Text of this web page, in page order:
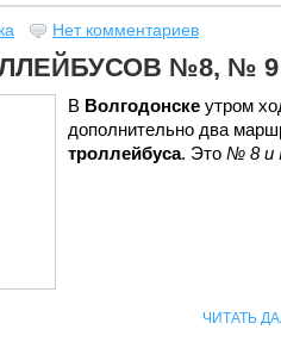
Нет комментариев
№8, № 9
В Волгодонске утром
дополнительно два
троллейбуса. Это № 8 и
ЧИТАТЬ